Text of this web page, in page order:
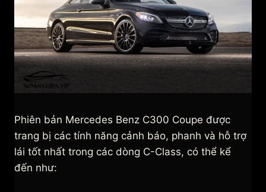
Phiên bản Mercedes Benz C300 Coupe được
trang bị các tính năng cảnh báo, phanh và hỗ trợ
lái tốt nhất trong các dòng C-Class, có thể kể
đến như: